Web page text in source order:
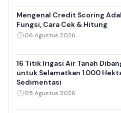
Mengenal Credit Scoring
Fungsi, Cara Cek & Hitung
06 Agustus 2026
16 Titik Irigasi Air Tanah
untuk Selamatkan 1.000
Sedimentasi
05 Agustus 2026